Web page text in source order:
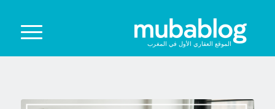
الموقع العقاري الأول في المغرب